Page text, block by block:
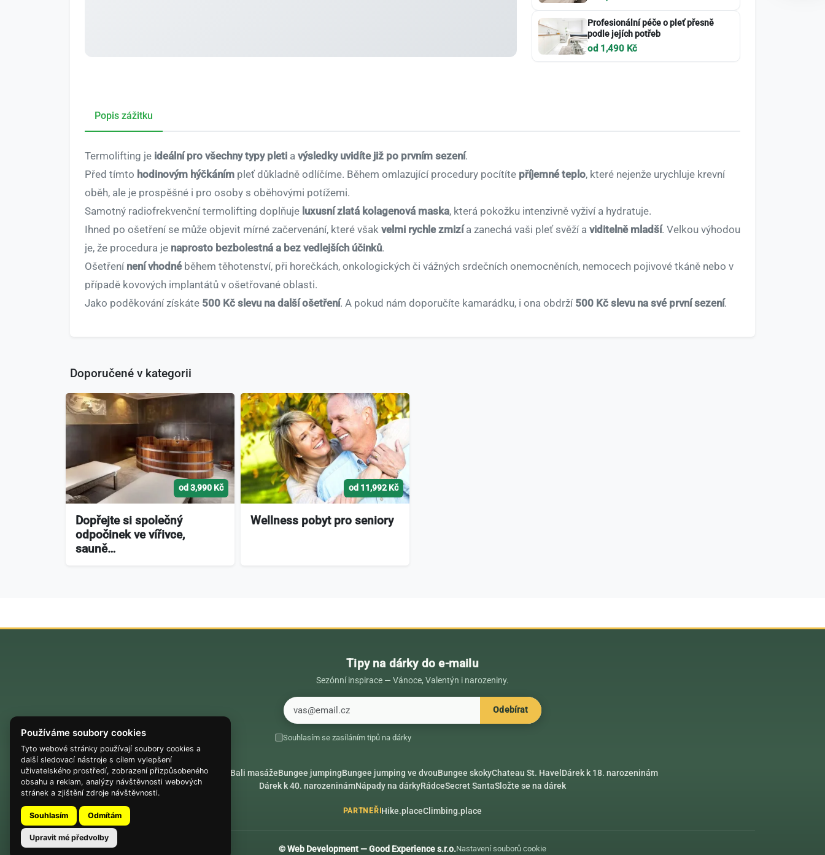
Používáme soubory cookies
Tyto webové stránky používají soubory cookies a
další sledovací nástroje s cílem vylepšení
uživatelského prostředí, zobrazení přizpůsobeného
obsahu a reklam, analýzy návštěvnosti webových
stránek a zjištění zdroje návštěvnosti.
Souhlasím Odmítám
Upravit mé předvolby
Profesionální péče o pleť přesně
podle jejích potřeb
od 1,490 Kč
Popis zážitku
Termolifting je ideální pro všechny typy pleti a výsledky uvidíte již po prvním sezení.
Před tímto hodinovým hýčkáním pleť důkladně odlíčíme. Během omlazující procedury pocítíte příjemné teplo, které nejenže urychluje krevní
oběh, ale je prospěšné i pro osoby s oběhovými potížemi.
Samotný radiofrekvenční termolifting doplňuje luxusní zlatá kolagenová maska, která pokožku intenzivně vyživí a hydratuje.
Ihned po ošetření se může objevit mírné začervenání, které však velmi rychle zmizía zanechá vaši pleť svěží a viditelně mladší. Velkou výhodou
je, že procedura je naprosto bezbolestná a bez vedlejších účinků.
Ošetření není vhodnéběhem těhotenství, při horečkách, onkologických či vážných srdečních onemocněních, nemocech pojivové tkáně nebo v
případě kovových implantátů v ošetřované oblasti.
Jako poděkování získáte 500 Kč slevu na další ošetření. A pokud nám doporučíte kamarádku, i ona obdrží 500 Kč slevu na své první sezení.
Doporučené v kategorii
od 3,990 Kč
Dopřejte si společný
odpočinek ve vířivce,
sauně…
od 11,992 Kč
Wellness pobyt pro seniory
Tipy na dárky do e-mailu
Sezónní inspirace — Vánoce, Valentýn i narozeniny.
Odebírat
Souhlasím se zasíláním tipů na dárky
Akrobatické lety Bali masážeBungee jumpingBungee jumping ve dvouBungee skokyChateau St. Havel Dárek k 18. narozeninám
Dárek k 40. narozeninámNápady na dárkyRádceSecret SantaSložte se na dárek
PARTNEŘI Hike.placeClimbing.place
© Web Development — Good Experience s.r.o.Nastavení souborů cookie